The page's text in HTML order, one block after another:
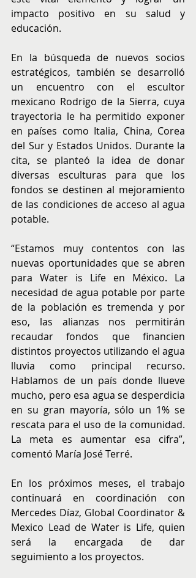
impacto positivo en su salud y
educación.
En la búsqueda de nuevos socios
estratégicos, también se desarrolló
un encuentro con el escultor
mexicano Rodrigo de la Sierra, cuya
trayectoria le ha permitido exponer
en países como Italia, China, Corea
del Sur y Estados Unidos. Durante la
cita, se planteó la idea de donar
diversas esculturas para que los
fondos se destinen al mejoramiento
de las condiciones de acceso al agua
potable.
“Estamos muy contentos con las
nuevas oportunidades que se abren
para Water is Life en México. La
necesidad de agua potable por parte
de la población es tremenda y por
eso, las alianzas nos permitirán
recaudar fondos que financien
distintos proyectos utilizando el agua
lluvia como principal recurso.
Hablamos de un país donde llueve
mucho, pero esa agua se desperdicia
en su gran mayoría, sólo un 1% se
rescata para el uso de la comunidad.
La meta es aumentar esa cifra”,
comentó María José Terré.
En los próximos meses, el trabajo
continuará en coordinación con
Mercedes Díaz, Global Coordinator &
Mexico Lead de Water is Life, quien
será la encargada de dar
seguimiento a los proyectos.